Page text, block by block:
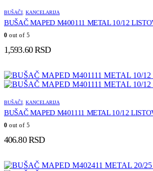
BUŠAČI KANCELARIJA
BUŠAČ MAPED M400111 METAL 10/12
0 out of 5
1,593.60RSD
BUŠAČI KANCELARIJA
BUŠAČ MAPED M401111 METAL 10/12
0 out of 5
406.80RSD